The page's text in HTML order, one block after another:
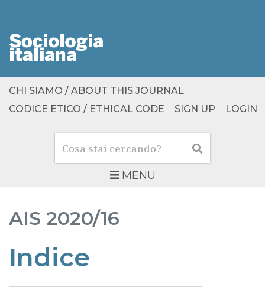
MENU
Cerca Cerca
CHI SIAMO / ABOUT THIS JOURNAL
CODICE ETICO / ETHICAL CODE
SIGN UP LOGIN
AIS 2020/16
Indice